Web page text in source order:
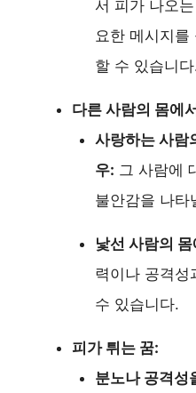
서 피가 나오
요한 메시지를
할 수 있습니
다른 사람의 몸에
사랑하는 사람
우: 그 사람에
불안감을 나타
낯선 사람의
력이나 공격성
수 있습니다.
피가 튀는 꿈:
분노나 공격성